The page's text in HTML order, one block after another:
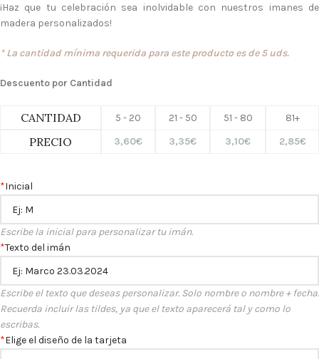
¡Haz que tu celebración sea inolvidable con nuestros imanes de
madera personalizados!
* La cantidad mínima requerida para este producto es de 5 uds.
Descuento por Cantidad
CANTIDAD 5 - 20 21 - 50 51 - 80 81+
PRECIO 3,60€ 3,35€ 3,10€ 2,85€
*Inicial
Escribe la inicial para personalizar tu imán.
*Texto del imán
Escribe el texto que deseas personalizar. Solo nombre o nombre + fecha.
Recuerda incluir las tildes, ya que el texto aparecerá tal y como lo
escribas.
*Elige el diseño de la tarjeta